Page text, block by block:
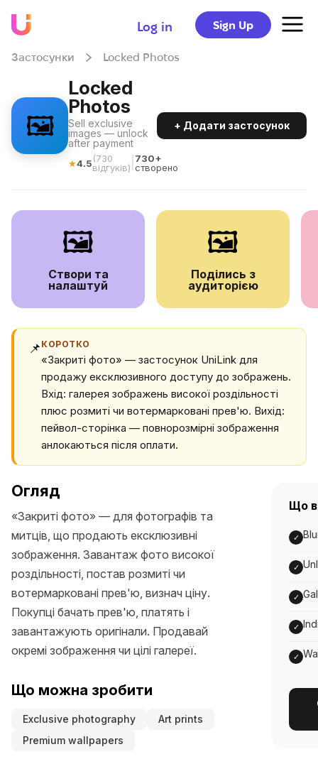
Log in Sign Up
Застосунки Locked Photos
🖼️
Locked
Photos
Sell exclusive
images — unlock
after payment
★4.5(730
відгуків)
730+
створено
+ Додати застосунок
🖼️
Створи та
налаштуй
🖼️
Поділись з
аудиторією
📌 КОРОТКО
«Закриті фото» — застосунок UniLink для
продажу ексклюзивного доступу до зображень.
Вхід: галерея зображень високої роздільності
плюс розмиті чи вотермарковані прев'ю. Вихід:
пейвол-сторінка — повнорозмірні зображення
анлокаються після оплати.
Огляд
«Закриті фото» — для фотографів та
митців, що продають ексклюзивні
зображення. Завантаж фото високої
роздільності, постав розмиті чи
вотермарковані прев'ю, визнач ціну.
Покупці бачать прев'ю, платять і
завантажують оригінали. Продавай
окремі зображення чи цілі галереї.
Що можна зробити
Exclusive photography
Art prints
Premium wallpapers
Що
✓
✓
✓
✓
✓